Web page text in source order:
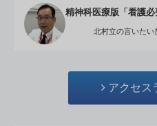
精神科医療版「看護
北村立の言いた
アクセス